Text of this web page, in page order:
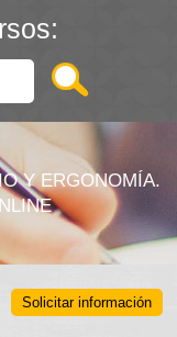
Y ERGONOMÍA.
Solicitar información